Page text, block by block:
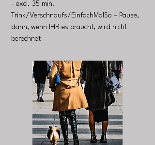
- excl. 35 min.
Trink/Verschnaufs/EinfachMalSo – Pause,
dann, wenn IHR es braucht, wird nicht
berechnet